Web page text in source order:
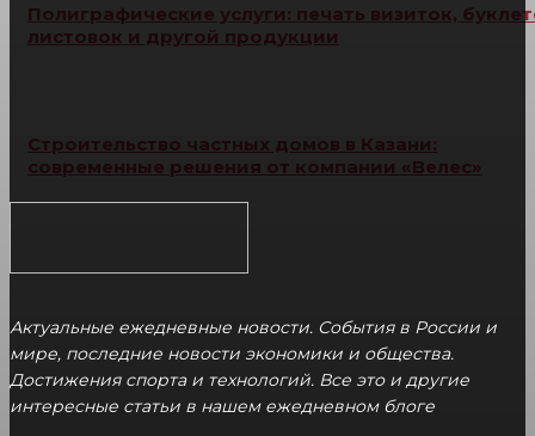
Полиграфические услуги: печать визиток,
листовок и другой продукции
Строительство частных домов в Казани:
современные решения от компании «Велес»
Актуальные ежедневные новости. События в России и
мире, последние новости экономики и общества.
Достижения спорта и технологий. Все это и другие
интересные статьи в нашем ежедневном блоге